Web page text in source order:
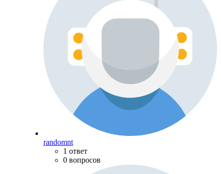
randomnt
1 ответ
0 вопросов